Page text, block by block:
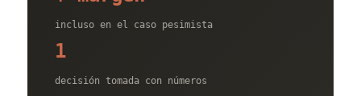
incluso en el caso pesimista
1
decisión tomada con números